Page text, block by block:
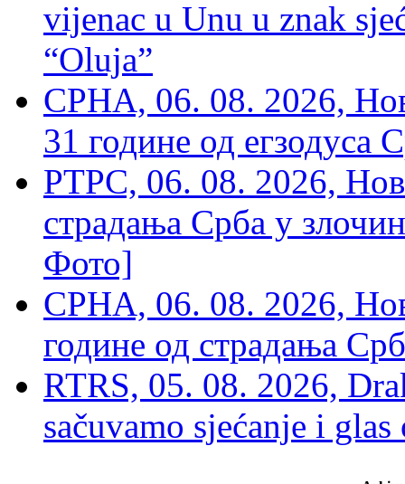
vijenac u Unu u znak
“Oluja”
СРНА, 06. 08. 2026,
31 године од егзодуса
РТРС, 06. 08. 2026,
страдања Срба у
Фото]
СРНА, 06. 08. 2026,
године од страдања
RTRS, 05. 08. 2026,
sačuvamo sjećanje i